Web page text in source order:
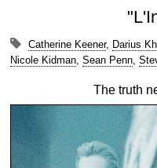
Catherine Keener, Darius
Nicole Kidman, Sean Penn,
The truth